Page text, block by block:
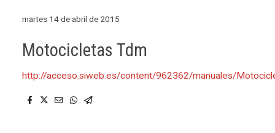
martes 14 de abril de 2015
Motocicletas Tdm
http://acceso.siweb.es/content/962362/manuales/